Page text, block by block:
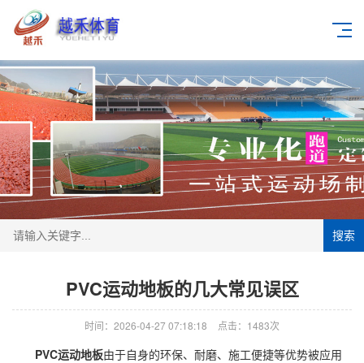
搜索
PVC运动地板的几大常见误区
时间：2026-04-27 07:18:18 点击：1483次
PVC运动地板由于自身的环保、耐磨、施工便捷等优势被应用